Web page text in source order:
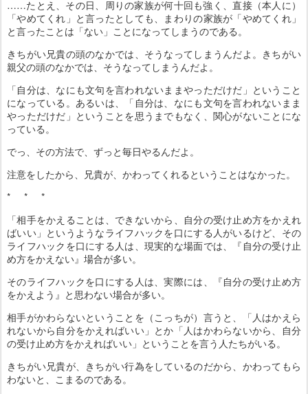
……たとえ、その日、周りの家族が何十回も強く、直接（本人に）
「やめてくれ」と言ったとしても、まわりの家族が「やめてくれ」
と言ったことは「ない」ことになってしまうのである。
きちがい兄貴の頭のなかでは、そうなってしまうんだよ。きちがい
親父の頭のなかでは、そうなってしまうんだよ。
「自分は、なにも文句を言われないままやっただけだ」ということ
になっている。あるいは、「自分は、なにも文句を言われないまま
やっただけだ」ということを思うまでもなく、関心がないことにな
っている。
でっ、その方法で、ずっと毎日やるんだよ。
注意をしたから、兄貴が、かわってくれるということはなかった。
* * *
「相手をかえることは、できないから、自分の受け止め方をかえれ
ばいい」というようなライフハックを口にする人がいるけど、その
ライフハックを口にする人は、現実的な場面では、『自分の受け止
め方をかえない』場合が多い。
そのライフハックを口にする人は、実際には、『自分の受け止め方
をかえよう』と思わない場合が多い。
相手がかわらないということを（こっちが）言うと、「人はかえら
れないから自分をかえればいい」とか「人はかわらないから、自分
の受け止め方をかえればいい」ということを言う人たちがいる。
きちがい兄貴が、きちがい行為をしているのだから、かわってもら
わないと、こまるのである。